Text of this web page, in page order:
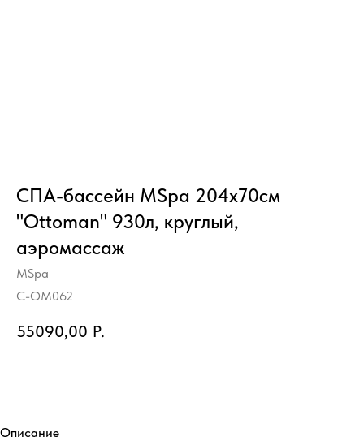
СПА-бассейн MSpa 204х70см
"Ottoman" 930л, круглый,
аэромассаж
MSpa
C-OM062
55090,00 Р.
Описание